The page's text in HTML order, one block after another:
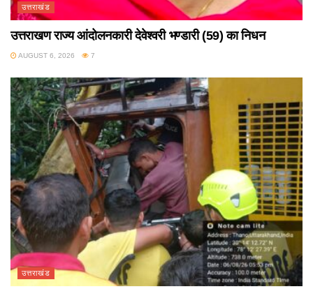
उत्तराखंड
उत्तराखण राज्य आंदोलनकारी देवेश्वरी भण्डारी (59) का निधन
AUGUST 6, 2026 7
उत्तराखंड